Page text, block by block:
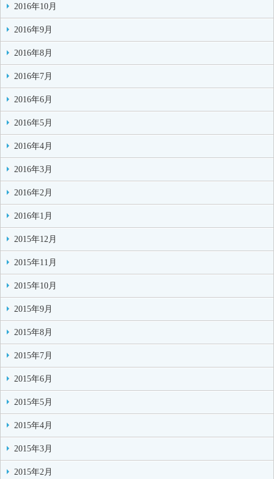
2016年10月
2016年9月
2016年8月
2016年7月
2016年6月
2016年5月
2016年4月
2016年3月
2016年2月
2016年1月
2015年12月
2015年11月
2015年10月
2015年9月
2015年8月
2015年7月
2015年6月
2015年5月
2015年4月
2015年3月
2015年2月